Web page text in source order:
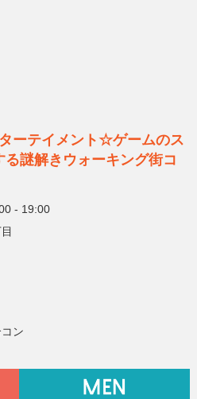
ーテイメント☆ゲームのス
る謎解きウォーキング街コ
- 19:00
ン